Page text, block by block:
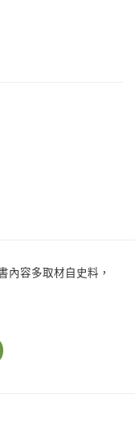
內容多取材自史料，